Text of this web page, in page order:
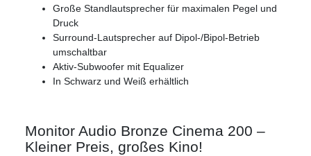
Große Standlautsprecher für maximalen Pegel und
Druck
Surround-Lautsprecher auf Dipol-/Bipol-Betrieb
umschaltbar
Aktiv-Subwoofer mit Equalizer
In Schwarz und Weiß erhältlich
Monitor Audio Bronze Cinema 200 –
Kleiner Preis, großes Kino!